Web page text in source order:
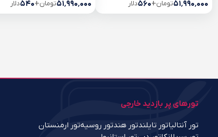
۵۱٬۹۹۰٬۰۰۰تومان+۵۶۰دلار ۵۱٬۹۹۰٬۰۰۰تومان+۵۴۰دلار
تورهای پر بازدید خارجی
تور آنتالیاتور تایلندتور هندتور روسیهتور ارمنستان